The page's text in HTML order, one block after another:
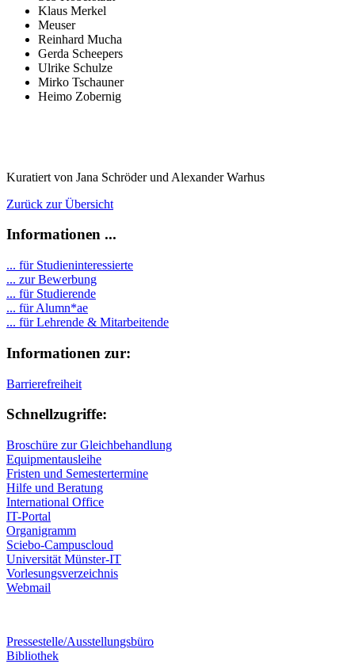
Klaus Merkel
Meuser
Reinhard Mucha
Gerda Scheepers
Ulrike Schulze
Mirko Tschauner
Heimo Zobernig
Kuratiert von Jana Schröder und Alexander Warhus
Zurück zur Übersicht
Informationen ...
... für Studieninteressierte
... zur Bewerbung
... für Studierende
... für Alumn*ae
... für Lehrende & Mitarbeitende
Informationen zur:
Barrierefreiheit
Schnellzugriffe:
Broschüre zur Gleichbehandlung
Equipmentausleihe
Fristen und Semestertermine
Hilfe und Beratung
International Office
IT-Portal
Organigramm
Sciebo-Campuscloud
Universität Münster-IT
Vorlesungsverzeichnis
Webmail
Pressestelle/Ausstellungsbüro
Bibliothek